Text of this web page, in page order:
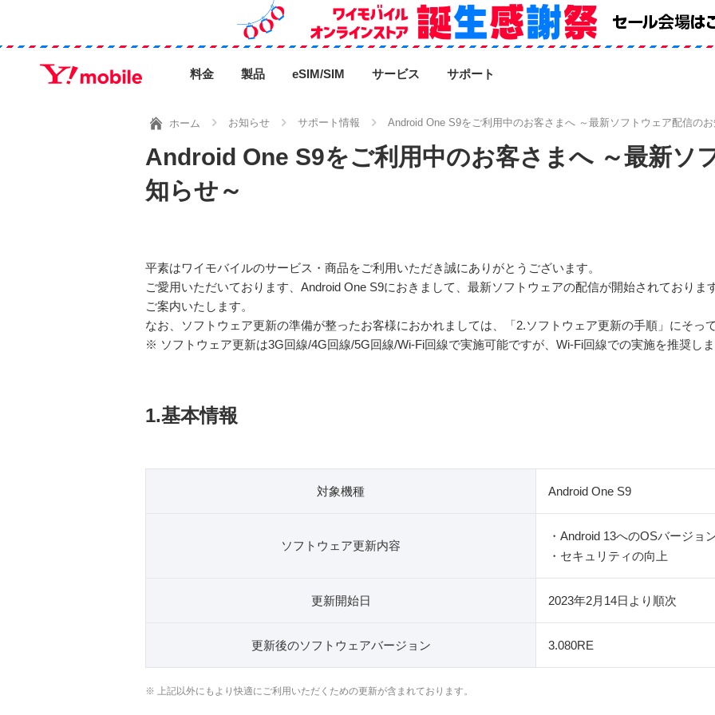
料金 製品 eSIM/SIM サービス サポート
ホーム お知らせ サポート情報 Android One S9をご利用中のお客さまへ ～最新ソフトウェア配信のお
Android One S9をご利用中のお客さまへ ～最新ソ
知らせ～
平素はワイモバイルのサービス・商品をご利用いただき誠にありがとうございます。
ご愛用いただいております、Android One S9におきまして、最新ソフトウェアの配信が開始されておりま
ご案内いたします。
なお、ソフトウェア更新の準備が整ったお客様におかれましては、「2.ソフトウェア更新の手順」にそっ
※ ソフトウェア更新は3G回線/4G回線/5G回線/Wi-Fi回線で実施可能ですが、Wi-Fi回線での実施を推奨しま
1.基本情報
対象機種 Android One S9
ソフトウェア更新内容
・Android 13へのOSバージョ
・セキュリティの向上
更新開始日 2023年2月14日より順次
更新後のソフトウェアバージョン 3.080RE
※ 上記以外にもより快適にご利用いただくための更新が含まれております。